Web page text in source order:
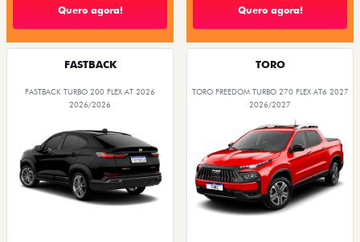
Quero agora! Quero agora!
FASTBACK
FASTBACK TURBO 200 FLEX AT 2026
2026/2026
TORO
TORO FREEDOM TURBO 270 FLEX AT6 2027
2026/2027